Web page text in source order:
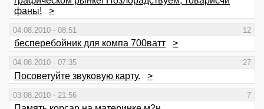
фаны!
>
04.08.2010 - 08:51 12
бесперебойник для компа 700ватт >
04.08.2010 - 07:35 27
Посоветуйте звуковую карту. >
03.08.2010 - 21:56 7